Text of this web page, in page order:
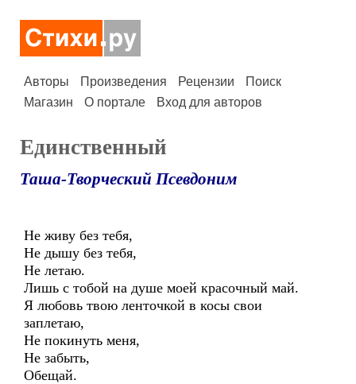
Авторы Произведения Рецензии
Поиск
Магазин
О портале Вход для авторов
Единственный
Таша-Творческий Псевдоним
Не живу без тебя,
Не дышу без тебя,
Не летаю.
Лишь с тобой на душе моей красочный май.
Я любовь твою ленточкой в косы свои
заплетаю,
Не покинуть меня,
Не забыть,
Обещай.